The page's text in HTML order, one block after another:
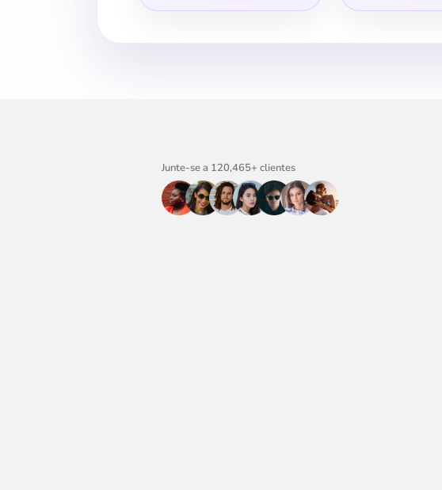
Junte-se a 120,465+ clientes